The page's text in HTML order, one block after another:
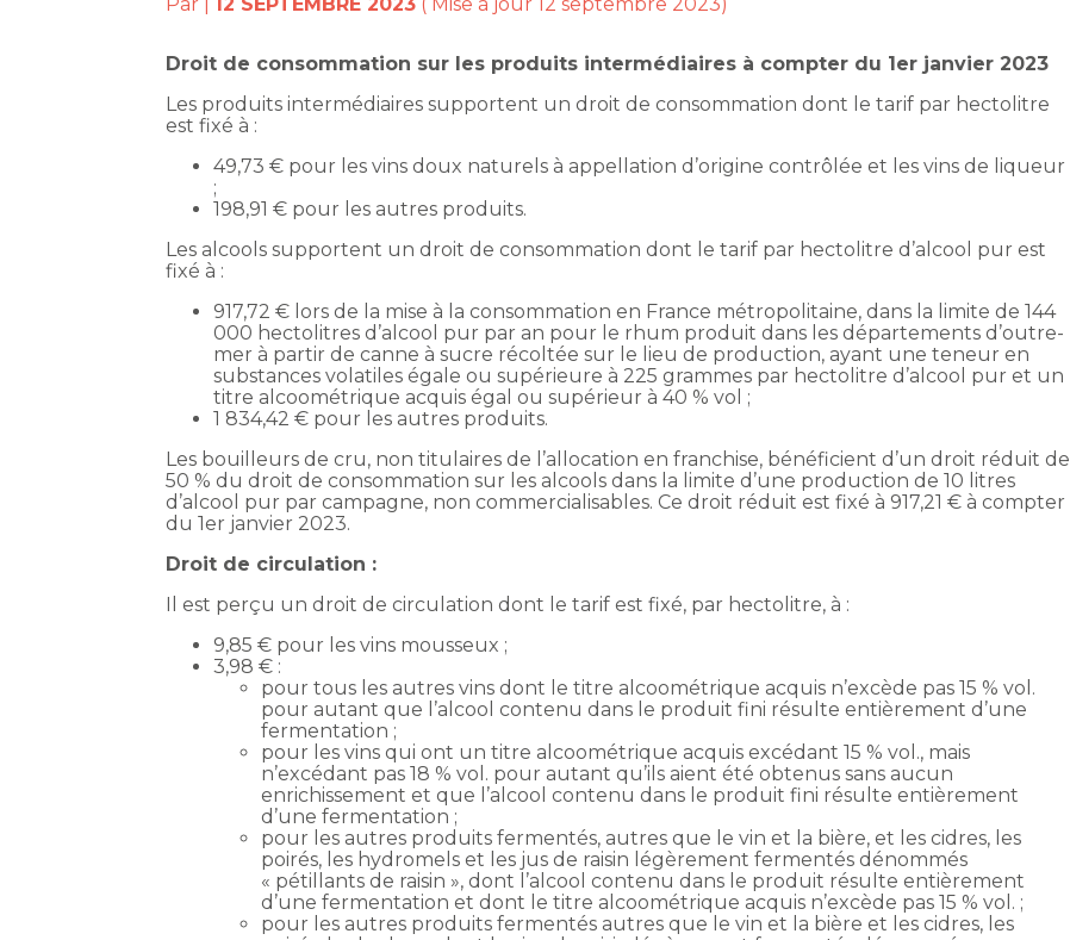
Droit de consommation sur les produits intermédiaires à compter du 1er janvier 2023
Les produits intermédiaires supportent un droit de consommation dont le tarif par hectolitre
est fixé à :
49,73 € pour les vins doux naturels à appellation d’origine contrôlée et les vins de liqueur
;
198,91 € pour les autres produits.
Les alcools supportent un droit de consommation dont le tarif par hectolitre d’alcool pur est
fixé à :
917,72 € lors de la mise à la consommation en France métropolitaine, dans la limite de 144
000 hectolitres d’alcool pur par an pour le rhum produit dans les départements d’outre-
mer à partir de canne à sucre récoltée sur le lieu de production, ayant une teneur en
substances volatiles égale ou supérieure à 225 grammes par hectolitre d’alcool pur et un
titre alcoométrique acquis égal ou supérieur à 40 % vol ;
1 834,42 € pour les autres produits.
Les bouilleurs de cru, non titulaires de l’allocation en franchise, bénéficient d’un droit réduit de
50 % du droit de consommation sur les alcools dans la limite d’une production de 10 litres
d’alcool pur par campagne, non commercialisables. Ce droit réduit est fixé à 917,21 € à compter
du 1er janvier 2023.
Droit de circulation :
Il est perçu un droit de circulation dont le tarif est fixé, par hectolitre, à :
9,85 € pour les vins mousseux ;
3,98 € :
pour tous les autres vins dont le titre alcoométrique acquis n’excède pas 15 % vol.
pour autant que l’alcool contenu dans le produit fini résulte entièrement d’une
fermentation ;
pour les vins qui ont un titre alcoométrique acquis excédant 15 % vol., mais
n’excédant pas 18 % vol. pour autant qu’ils aient été obtenus sans aucun
enrichissement et que l’alcool contenu dans le produit fini résulte entièrement
d’une fermentation ;
pour les autres produits fermentés, autres que le vin et la bière, et les cidres, les
poirés, les hydromels et les jus de raisin légèrement fermentés dénommés
« pétillants de raisin », dont l’alcool contenu dans le produit résulte entièrement
d’une fermentation et dont le titre alcoométrique acquis n’excède pas 15 % vol. ;
pour les autres produits fermentés autres que le vin et la bière et les cidres, les